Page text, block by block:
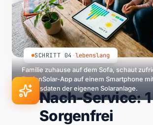
Familie zuhause auf dem Sofa, schaut
FusionSolar-App auf einem Smartphone
Ertragsdaten der eigenen Solaranlage.
SCHRITT 04 ·lebenslang
SCHRITT 04
Nach-Service:
Sorgenfrei